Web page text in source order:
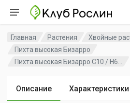
Главная Растения Хвойные
Пихта высокая Бизарро
Пихта высокая Бизарро C10 / H6...
Описание Характеристики